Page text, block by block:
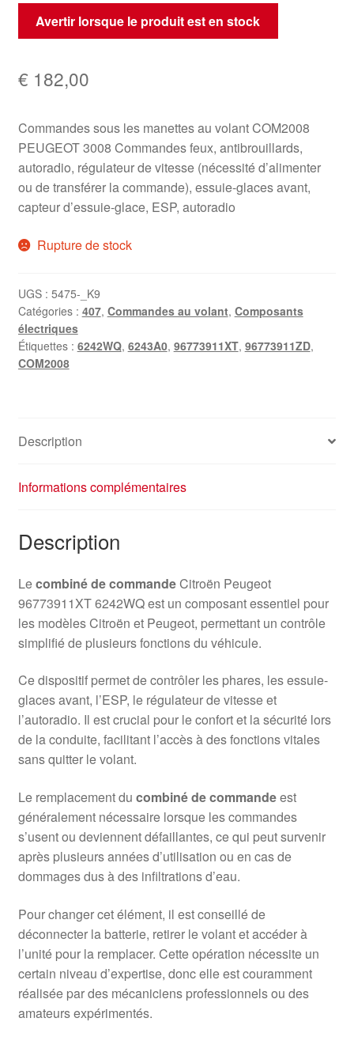
Avertir lorsque le produit est en stock
€ 182,00
Commandes sous les manettes au volant COM2008
PEUGEOT 3008 Commandes feux, antibrouillards,
autoradio, régulateur de vitesse (nécessité d’alimenter
ou de transférer la commande), essuie-glaces avant,
capteur d’essuie-glace, ESP, autoradio
Rupture de stock
UGS : 5475-_K9
Catégories : 407, Commandes au volant, Composants
électriques
Étiquettes : 6242WQ, 6243A0, 96773911XT, 96773911ZD,
COM2008
Description
Informations complémentaires
Description
Lecombiné de commandeCitroën Peugeot
96773911XT 6242WQ est un composant essentiel pour
les modèles Citroën et Peugeot, permettant un contrôle
simplifié de plusieurs fonctions du véhicule.
Ce dispositif permet de contrôler les phares, les essuie-
glaces avant, l’ESP, le régulateur de vitesse et
l’autoradio. Il est crucial pour le confort et la sécurité lors
de la conduite, facilitant l’accès à des fonctions vitales
sans quitter le volant.
Le remplacement du combiné de commandeest
généralement nécessaire lorsque les commandes
s’usent ou deviennent défaillantes, ce qui peut survenir
après plusieurs années d’utilisation ou en cas de
dommages dus à des infiltrations d’eau.
Pour changer cet élément, il est conseillé de
déconnecter la batterie, retirer le volant et accéder à
l’unité pour la remplacer. Cette opération nécessite un
certain niveau d’expertise, donc elle est couramment
réalisée par des mécaniciens professionnels ou des
amateurs expérimentés.